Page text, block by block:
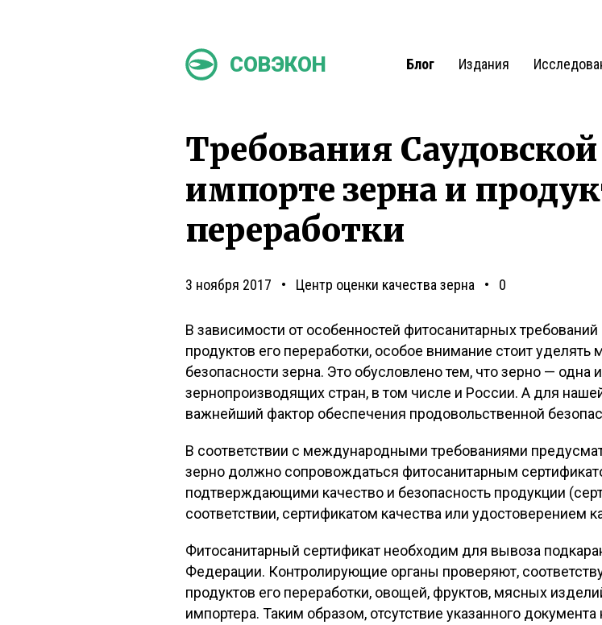
СОВЭКОН Блог Издания
Требования
импорте зерна и
переработки
3 ноября 2017 Центр оценки качества зерна 0
В зависимости от особенностей фитосанитарных
продуктов его переработки, особое внимание стоит
безопасности зерна. Это обусловлено тем, что зерно — одна
зернопроизводящих стран, в том числе и России. А для
важнейший фактор обеспечения продовольственной
В соответствии с международными требованиями
зерно должно сопровождаться фитосанитарным
подтверждающими качество и безопасность продукции
соответствии, сертификатом качества или удостоверением
Фитосанитарный сертификат необходим для вывоза
Федерации. Контролирующие органы проверяют,
продуктов его переработки, овощей, фруктов, мясных
импортера. Таким образом, отсутствие указанного